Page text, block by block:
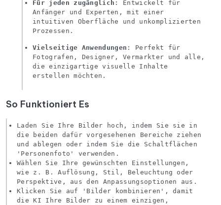
Für jeden zugänglich : Entwickelt für
Anfänger und Experten, mit einer
intuitiven Oberfläche und unkomplizierten
Prozessen.
Vielseitige Anwendungen : Perfekt für
Fotografen, Designer, Vermarkter und alle,
die einzigartige visuelle Inhalte
erstellen möchten.
So Funktioniert Es
Laden Sie Ihre Bilder hoch, indem Sie sie in
die beiden dafür vorgesehenen Bereiche ziehen
und ablegen oder indem Sie die Schaltflächen
'Personenfoto' verwenden.
Wählen Sie Ihre gewünschten Einstellungen,
wie z. B. Auflösung, Stil, Beleuchtung oder
Perspektive, aus den Anpassungsoptionen aus.
Klicken Sie auf 'Bilder kombinieren', damit
die KI Ihre Bilder zu einem einzigen,